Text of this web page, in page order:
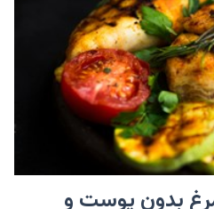
بدون پوست و